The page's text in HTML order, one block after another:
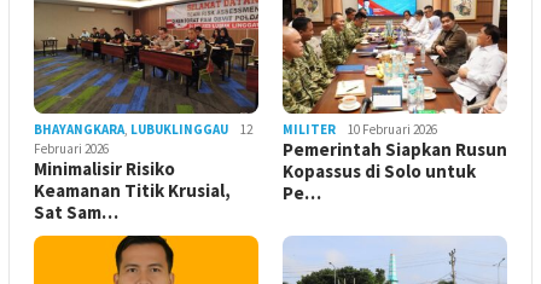
BHAYANGKARA, LUBUKLINGGAU
12
Februari 2026
Minimalisir Risiko
Keamanan Titik Krusial,
Sat Sam…
MILITER 10 Februari 2026
Pemerintah Siapkan Rusun
Kopassus di Solo untuk
Pe…